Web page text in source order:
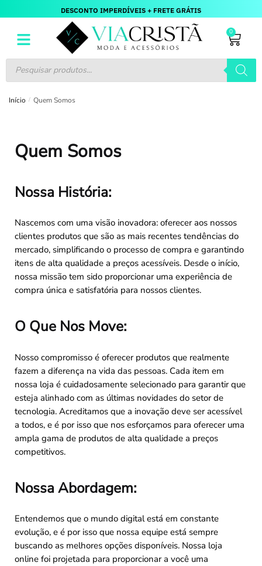
DESCONTO IMPERDÍVEIS + FRETE GRÁTIS
0
Início / Quem Somos
Quem Somos
Nossa História:
Nascemos com uma visão inovadora: oferecer aos nossos
clientes produtos que são as mais recentes tendências do
mercado, simplificando o processo de compra e garantindo
itens de alta qualidade a preços acessíveis. Desde o início,
nossa missão tem sido proporcionar uma experiência de
compra única e satisfatória para nossos clientes.
O Que Nos Move:
Nosso compromisso é oferecer produtos que realmente
fazem a diferença na vida das pessoas. Cada item em
nossa loja é cuidadosamente selecionado para garantir que
esteja alinhado com as últimas novidades do setor de
tecnologia. Acreditamos que a inovação deve ser acessível
a todos, e é por isso que nos esforçamos para oferecer uma
ampla gama de produtos de alta qualidade a preços
competitivos.
Nossa Abordagem:
Entendemos que o mundo digital está em constante
evolução, e é por isso que nossa equipe está sempre
buscando as melhores opções disponíveis. Nossa loja
online foi projetada para proporcionar a você uma